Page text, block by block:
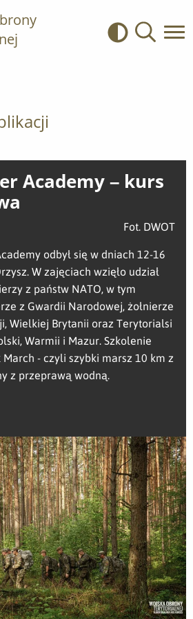
Kontrast
Academy – kurs
Fot. DWOT
odbył się w dniach 12-16
W zajęciach wzięło udział
z państw NATO, w tym
z Gwardii Narodowej, żołnierze
Wielkiej Brytanii oraz Terytorialsi
Warmii i Mazur. Szkolenie
March - czyli szybki marsz 10 km z
z przeprawą wodną.